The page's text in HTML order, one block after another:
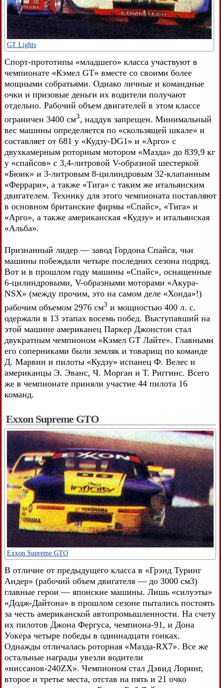
GT Lights
Спорт-прототипы «младшего» класса участвуют в
чемпионате «Кэмел GT» вместе со своими более
мощными собратьями. Однако личные и командные
очки и призовые деньги их водители получают
отдельно. Рабочий объем двигателей в этом классе
ограничен 3400 см3, наддув запрещен. Минимальный
вес машины определяется по «скользящей шкале» и
составляет от 681 у «Кудзу-DG1» и «Арго» с
двухкамерным роторным мотором «Мазда» до 839,9 кг
у «спайсов» с 3,4-литровой V-образной шестеркой
«Бюик» и 3-литровым 8-цилиндровым 32-клапанным
«Феррари», а также «Тига» с таким же итальянским
двигателем. Технику для этого чемпионата поставляют
в основном британские фирмы «Спайс», «Тига» и
«Арго», а также американская «Кудзу» и итальянская
«Альба».
Признанный лидер — завод Гордона Спайса, чьи
машины побеждали четыре последних сезона подряд.
Вот и в прошлом году машины «Спайс», оснащенные
6-цилиндровыми, V-образными моторами «Акура-
NSX» (между прочим, это на самом деле «Хонда»!)
рабочим объемом 2976 см3 и мощностью 400 л. с.
одержали в 13 этапах восемь побед. Выступавший на
этой машине американец Паркер Джонстон стал
двукратным чемпионом «Кэмел GT Лайте». Главными
его соперниками были земляк и товарищ по команде
Д. Марвин и пилоты «Кудзу» испанец Ф. Велес и
американцы Э. Эванс, Ч. Морган и Т. Риггинс. Всего
же в чемпионате приняли участие 44 пилота 16
команд.
Exxon Supreme GTO
Exxon Supreme GTO
В отличие от предыдущего класса в «Грэнд Туринг
Андер» (рабочий объем двигателя — до 3000 см3)
главные герои — японские машины. Лишь «силуэты»
«Додж-Дайтона» в прошлом сезоне пытались постоять
за честь американской автопромышленности. На счету
их пилотов Джона Фергуса, чемпиона-91, и Дона
Уокера четыре победы в одиннадцати гонках.
Однажды отличалась роторная «Мазда-RX7». Все же
остальные награды увезли водители
«ниссанов-240ZX». Чемпионом стал Дэвид Лоринг,
второе и третье места, отстав на пять и 21 очко